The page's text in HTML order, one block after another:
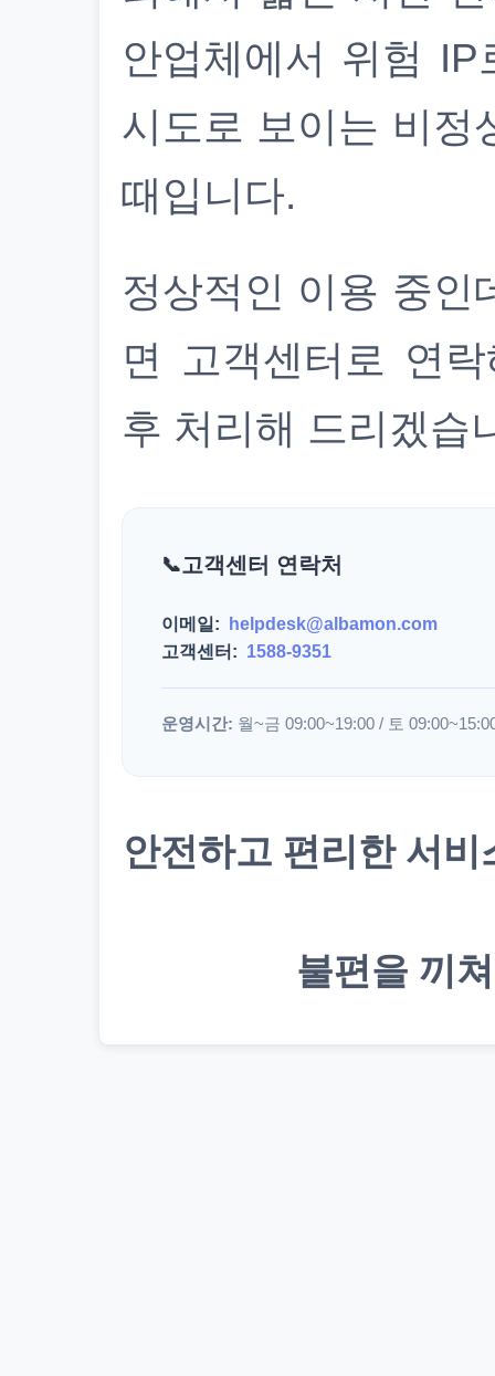
안업체에서 위험
시도로 보이는 비정
때입니다.
정상적인 이용 중인
면 고객센터로 연
후 처리해 드리겠습
고객센터 연락처
이메일:
helpdesk@albamon.com
고객센터: 1588-9351
운영시간: 월~금 09:00~19:00 / 토
안전하고 편리한 서
불편을 끼